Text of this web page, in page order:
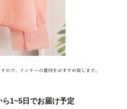
ら1~5日でお届け予定